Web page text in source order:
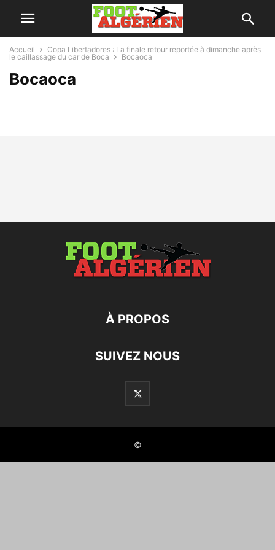
Accueil
Copa Libertadores : La finale retour reportée à dimanche après
le caillassage du car de Boca
Bocaoca
Bocaoca
À PROPOS
SUIVEZ NOUS
©